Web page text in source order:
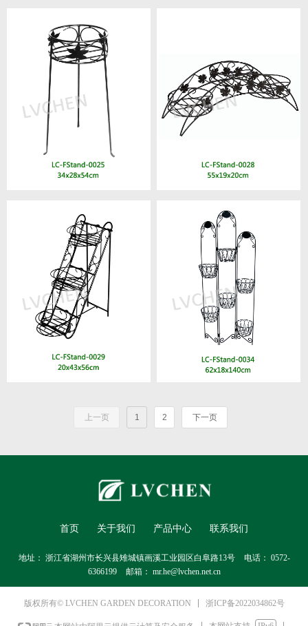
上一页 1 2 下一页
首页 关于我们 产品中心 联系我们
地址： 浙江省湖州市长兴县雉城镇画溪工业园区白阜路13号 电话： 0572-
6366199
邮箱： mr.he@lvchen.net.cn
版权所有© LVCHEN GARDEN DECORATION 浙ICP备2022034862号